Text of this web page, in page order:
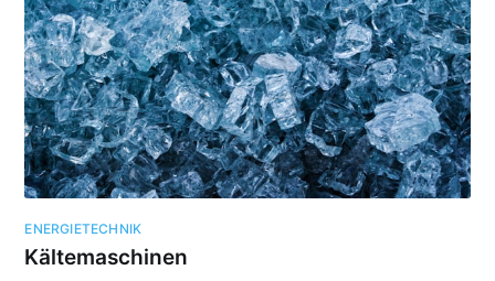
ENERGIETECHNIK
Kältemaschinen